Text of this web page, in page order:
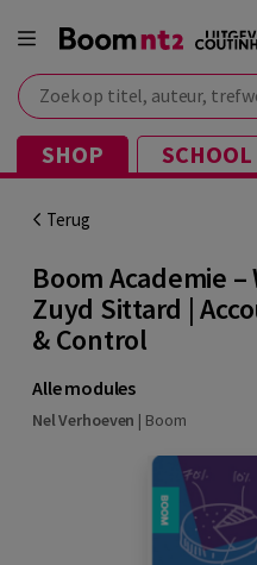
Zoek op titel, auteur, trefwoord
SHOP SCHOOL
Terug
Boom Academie
Zuyd Sittard |
& Control
Alle modules
Nel Verhoeven | Boom